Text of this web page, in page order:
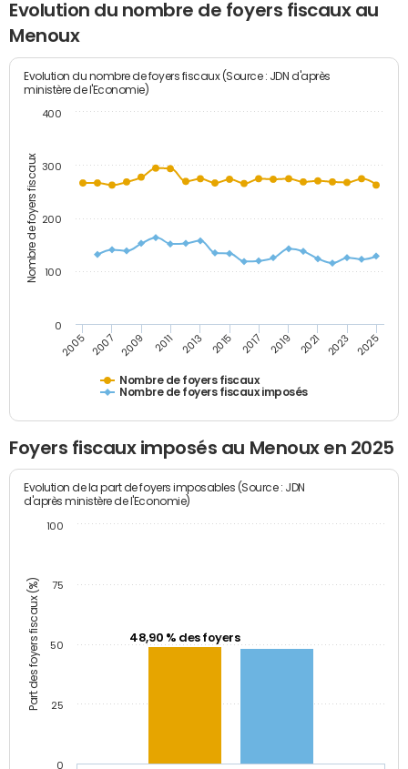
Evolution du nombre de foyers fiscaux au
Menoux
Nombre de foyers fiscaux
Evolution du nombre de foyers fiscaux (Source : JDN d'après
ministère de l'Economie)
Nombre de foyers fiscaux
Nombre de foyers fiscaux imposés
2005 2007 2009 2011 2013 2015 2017 2019 2021 2023 2025
0
100
200
300
400
Foyers fiscaux imposés au Menoux en 2025
Part des foyers fiscaux (%)
Evolution de la part de foyers imposables (Source : JDN
d'après ministère de l'Economie)
48,90 % des foyers
0
25
50
75
100